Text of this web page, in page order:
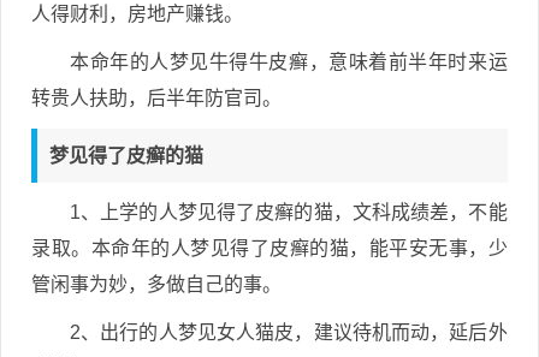
人得财利，房地产赚钱。
本命年的人梦见牛得牛皮癣，意味着前半年时来运
转贵人扶助，后半年防官司。
梦见得了皮癣的猫
1、上学的人梦见得了皮癣的猫，文科成绩差，不能
录取。本命年的人梦见得了皮癣的猫，能平安无事，少
管闲事为妙，多做自己的事。
2、出行的人梦见女人猫皮，建议待机而动，延后外